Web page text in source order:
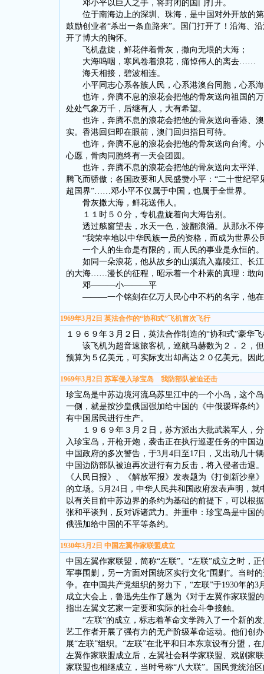
邓小平以巨人之手，将封闭的国门打开。
位于南海边上的深圳、珠海，是中国对外开放的第
鼓励创业者“杀出一条血路来”。国门打开了！沿海、
开了博大的胸怀。
飞机盘旋，鲜花伴着骨灰，撒向无垠的大海；
大海呜咽，寒风卷着浪花，痛悼伟人的离去……
海天相接，碧波相连。
小平同志心系各族人民，心系港澳台同胞，心系
也许，奔腾不息的浪花会把他的骨灰送向祖国的万
处处气象万千，后继有人，大有希望。
也许，奔腾不息的浪花会把他的骨灰送向香港、澳
实。香港回归即在眼前，澳门回归指日可待。
也许，奔腾不息的浪花会把他的骨灰送向台湾。小
心愿，骨肉同胞终有一天会团圆。
也许，奔腾不息的浪花会把他的骨灰送向太平洋
腾飞而骄傲；各国政要和人民盛赞小平：“二十世纪
超国界”……邓小平不仅属于中国，也属于全世界。
骨灰撒大海，鲜花送伟人。
１１时５０分，专机盘旋着向大海告别。
透过舷窗望去，水天一色，波翻浪涌。从那永不停
“我荣幸地以中华民族一员的资格，而成为世界公
一个人的生命是有限的，而人民的事业是永恒的。
如同一朵浪花，他从故乡的山溪流入嘉陵江、长江
的大海……漫长的征程，昭示着一个朴素的真理：敢
邓———小———平
———一个铭刻在亿万人民心中不朽的名字，他在
1969年3月2日 英法合作的“协和式”飞机首次飞行
１９６９年３月２日，英法合作制造的“协和式”豪华
该飞机为超音速旅客机，巡航马赫数为２．２，但
预算为５亿美元，可实际支出却高达２０亿美元。因
1969年3月2日 苏军侵入珍宝岛 我防部队被迫还击
珍宝岛是中苏边境河流乌苏里江中的一个小岛，这个
一侧，就是按沙皇俄国强加给中国的《中俄瑷珲条约
有中国居民进行生产。
１９６９年３月２日，苏方派出大批武装军人，分
入珍宝岛，开枪开炮，袭击正在执行巡逻任务的中国
中国政府的多次警告，于3月4日至17日，又出动几十
中国边防部队被迫再次进行有力反击，将入侵者击退
《人民日报》、《解放军报》发表题为《打倒新沙
的立场。5月24日，中华人民共和国政府发表声明，
以有关目前中苏边界的条约为基础的前提下，可以根
张和平谈判，反对诉诸武力。并重申：珍宝岛是中国
俄强加给中国的不平等条约。
1930年3月2日 中国左翼作家联盟成立
中国左翼作家联盟，简称“左联”。“左联”成立之时，
军事围剿，另一方面对国统区实行文化“围剿”。当时
争。在中国共产党组织的努力下，“左联”于1930年的
成立大会上，鲁迅先生作了题为《对于左翼作家联盟
指出左翼文艺家一定要和实际的社会斗争接触。
“左联”的成立，标志着革命文学跨入了一个新的发
艺工作者开展了强有力的无产阶级革命运动。他们创
展“左联”组织。“左联”在北平和日本东京设有分盟，
左翼作家联盟成立后，左翼社会科学家联盟、戏剧家
家联盟也相继成立，当时号称“八大联”。国民党统治